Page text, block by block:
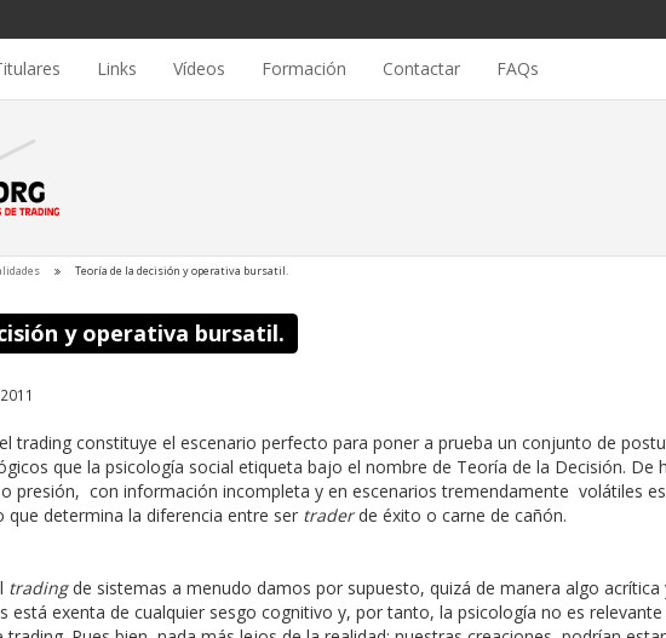
Links Vídeos Formación Contactar FAQs
Teoría de la decisión y operativa bursatil.
y operativa bursatil.
trading constituye el escenario perfecto para poner a prueba un conjunto de
que la psicología social etiqueta bajo el nombre de Teoría de la Decisión. De
presión, con información incompleta y en escenarios tremendamente volátiles
determina la diferencia entre ser traderde éxito o carne de cañón.
tradingde sistemas a menudo damos por supuesto, quizá de manera algo acrítica
está exenta de cualquier sesgo cognitivo y, por tanto, la psicología no es